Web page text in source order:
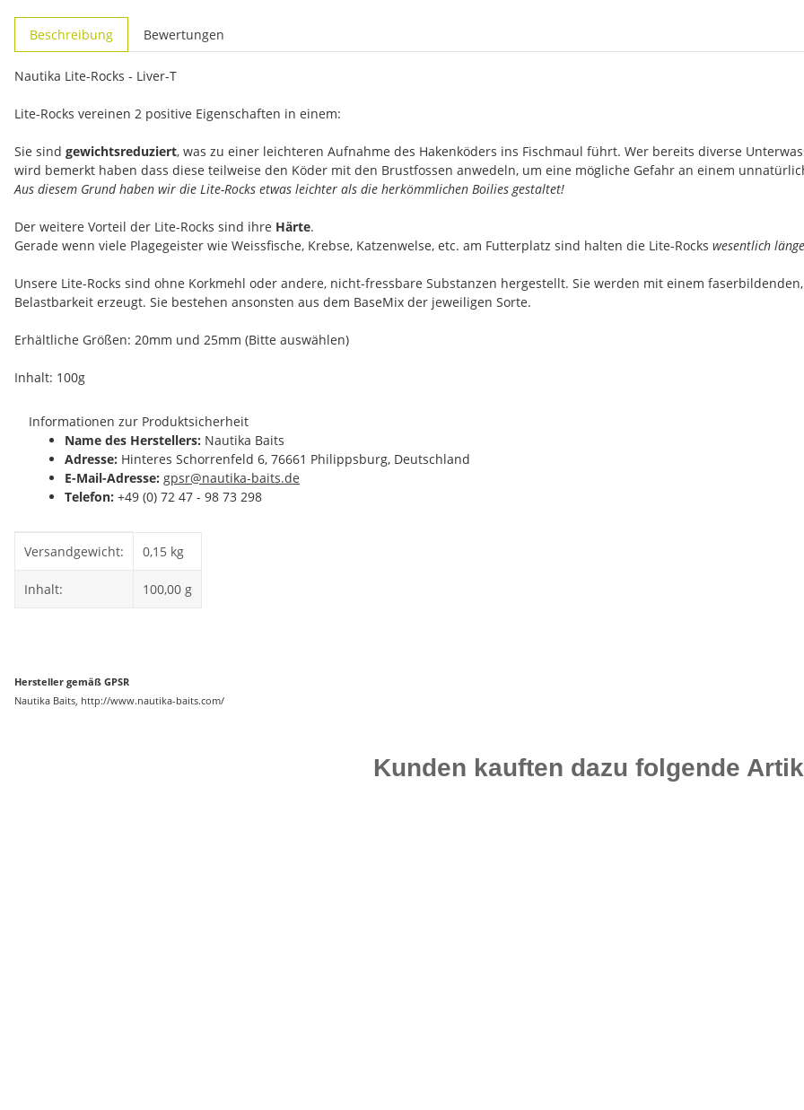
Beschreibung Bewertungen
Nautika Lite-Rocks - Liver-T
Lite-Rocks vereinen 2 positive Eigenschaften in einem:
Sie sind gewichtsreduziert, was zu einer leichteren Aufnahme des Hakenköders ins Fischmaul führt. Wer bereits diverse
wird bemerkt haben dass diese teilweise den Köder mit den Brustfossen anwedeln, um eine mögliche Gefahr an einem
Aus diesem Grund haben wir die Lite-Rocks etwas leichter als die herkömmlichen Boilies gestaltet!
Der weitere Vorteil der Lite-Rocks sind ihre Härte.
Gerade wenn viele Plagegeister wie Weissfische, Krebse, Katzenwelse, etc. am Futterplatz sind halten die Lite-Rocks wesentlich
Unsere Lite-Rocks sind ohne Korkmehl oder andere, nicht-fressbare Substanzen hergestellt. Sie werden mit einem
Belastbarkeit erzeugt. Sie bestehen ansonsten aus dem BaseMix der jeweiligen Sorte.
Erhältliche Größen: 20mm und 25mm (Bitte auswählen)
Inhalt: 100g
Informationen zur Produktsicherheit
Name des Herstellers: Nautika Baits
Adresse: Hinteres Schorrenfeld 6, 76661 Philippsburg, Deutschland
E-Mail-Adresse: gpsr@nautika-baits.de
Telefon: +49 (0) 72 47 - 98 73 298
Versandgewicht: 0,15 kg
Inhalt: 100,00 g
Hersteller gemäß GPSR
Nautika Baits, http://www.nautika-baits.com/
Kunden kauften dazu folgende